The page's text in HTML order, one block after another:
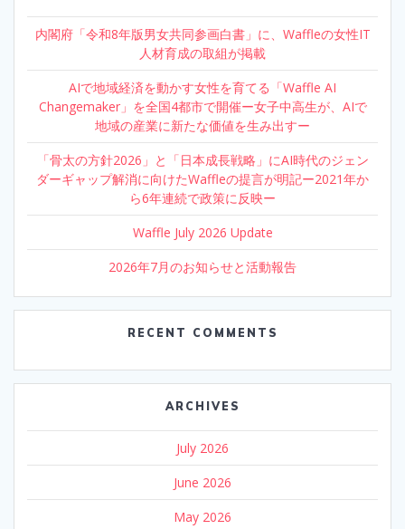
内閣府「令和8年版男女共同参画白書」に、Waffleの女性IT
人材育成の取組が掲載
AIで地域経済を動かす女性を育てる「Waffle AI
Changemaker」を全国4都市で開催ー女子中高生が、AIで
地域の産業に新たな価値を生み出すー
「骨太の方針2026」と「日本成長戦略」にAI時代のジェン
ダーギャップ解消に向けたWaffleの提言が明記ー2021年か
ら6年連続で政策に反映ー
Waffle July 2026 Update
2026年7月のお知らせと活動報告
RECENT COMMENTS
ARCHIVES
July 2026
June 2026
May 2026